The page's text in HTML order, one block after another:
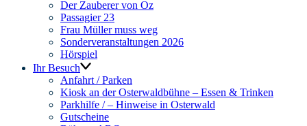
Der Zauberer von Oz
Passagier 23
Frau Müller muss weg
Sonderveranstaltungen 2026
Hörspiel
Ihr Besuch
Anfahrt / Parken
Kiosk an der Osterwaldbühne – Essen & Trinken
Parkhilfe / – Hinweise in Osterwald
Gutscheine